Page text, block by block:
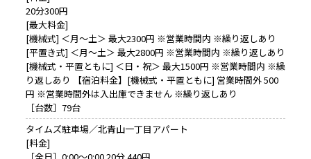
20分300円
[最大料金]
[機械式] ＜月～土＞ 最大2300円 ※営業時間内 ※繰り返しあり
[平置き式] ＜月～土＞ 最大2800円 ※営業時間内 ※繰り返しあり
[機械式・平置ともに] ＜日・祝＞ 最大1500円 ※営業時間内 ※繰
り返しあり 【宿泊料金】[機械式・平置ともに] 営業時間外 500
円 ※営業時間外は入出庫できません ※繰り返しあり
［台数］79台
タイムズ駐車場／北青山一丁目アパート
[料金]